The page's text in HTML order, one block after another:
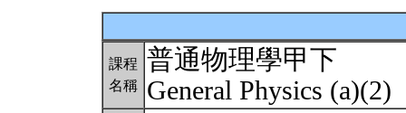
課程
名稱
普通物理學甲下
General Physics (a)(2)